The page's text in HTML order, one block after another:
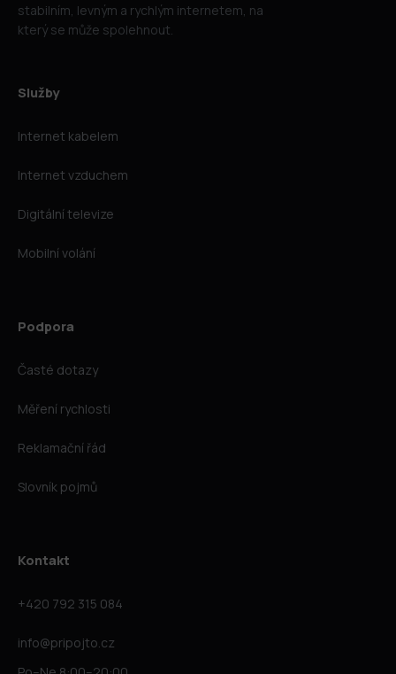
stabilním, levným a rychlým internetem, na
který se může spolehnout.
Služby
Internet kabelem
Internet vzduchem
Digitální televize
Mobilní volání
Podpora
Časté dotazy
Měření rychlosti
Reklamační řád
Slovník pojmů
Kontakt
+420 792 315 084
info@pripojto.cz